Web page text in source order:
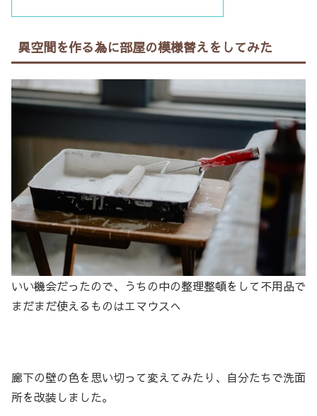
異空間を作る為に部屋の模様替えをしてみた
いい機会だったので、うちの中の整理整頓をして不用品で
まだまだ使えるものはエマウスへ
廊下の壁の色を思い切って変えてみたり、自分たちで洗面
所を改装しました。